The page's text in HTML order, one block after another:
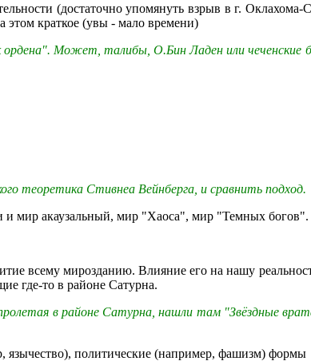
(достаточно упомянуть взрыв в г.
этом краткое (увы - мало времени)
ордена". Может, талибы, О.Бин Ладен или
теоретика Стивнеа Вейнберга, и сравнить подход.
и мир акаузальный, мир "Хаоса", мир "Темных богов".
всему мирозданию. Влияние его на нашу
где-то в районе Сатурна.
в районе Сатурна, нашли там "Звёздные
язычество), политические (например, фашизм) формы